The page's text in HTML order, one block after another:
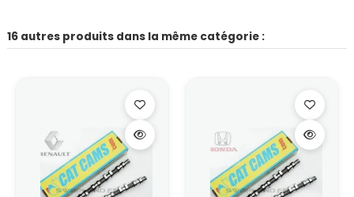
16 autres produits dans la même catégorie :